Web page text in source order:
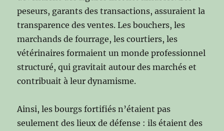
peseurs, garants des transactions, assuraient la
transparence des ventes. Les bouchers, les
marchands de fourrage, les courtiers, les
vétérinaires formaient un monde professionnel
structuré, qui gravitait autour des marchés et
contribuait à leur dynamisme.
Ainsi, les bourgs fortifiés n’étaient pas
seulement des lieux de défense : ils étaient des